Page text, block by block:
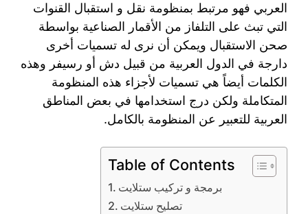
العربي فهو مرتبط بمنظومة نقل و استقبال القنوات
التي تبث على التلفاز من الأقمار الصناعية بواسطة
صحن الاستقبال ويمكن أن نرى له تسميات أخرى
دارجة في الدول العربية من قبيل دش أو رسيفر وهذه
الكلمات أيضاً هي تسميات لأجزاء هذه المنظومة
المتكاملة ولكن درج استخدامها في بعض المناطق
العربية للتعبير عن المنظومة بالكامل.
Table of Contents
برمجة و تركيب ستلايت
تصليح ستلايت